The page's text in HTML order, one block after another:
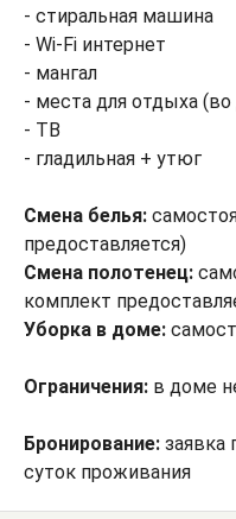
- стиральная машина
- Wi-Fi интернет
- мангал
- места для отдыха
- ТВ
- гладильная + утюг
Смена белья:
предоставляется)
Смена полотенец:
комплект
Уборка в доме:
Ограничения: в доме
Бронирование: заявка
суток проживания